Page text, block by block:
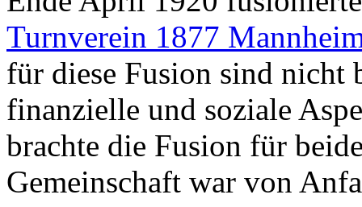
Turnverein 1877
für diese Fusion sind nicht
finanzielle und soziale
brachte die Fusion für
Gemeinschaft war von